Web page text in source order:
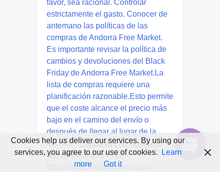
Cookies help us deliver our services. By using our
services, you agree to our use of cookies.
Learn
more
Got it
Contacta con nosotros